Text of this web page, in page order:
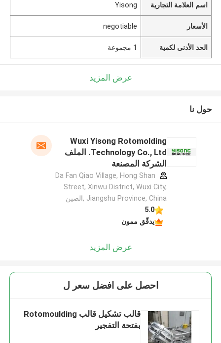
اسم العلامة التجارية Yisong
الأسعار negotiable
الحد الأدنى لكمية 1 مجموعة
عرض المزيد
حول نا
Wuxi Yisong Rotomolding
Technology Co., Ltd. الملف
الشركة المصنعة
Da Fan Qiao Village, Hong Shan
Street, Xinwu District, Wuxi City,
Jiangshu Province, China ,الصين
5.0
يدقّق ممون
عرض المزيد
احصل على افضل سعر ل
قالب تشكيل قالب Rotomoulding
بفتحة التفجير